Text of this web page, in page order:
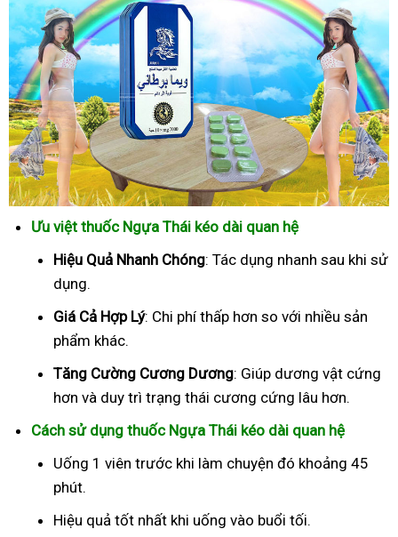
Ưu việt thuốc Ngựa Thái kéo dài quan hệ
Hiệu Quả Nhanh Chóng: Tác dụng nhanh sau khi sử
dụng.
Giá Cả Hợp Lý: Chi phí thấp hơn so với nhiều sản
phẩm khác.
Tăng Cường Cương Dương: Giúp dương vật cứng
hơn và duy trì trạng thái cương cứng lâu hơn.
Cách sử dụng thuốc Ngựa Thái kéo dài quan hệ
Uống 1 viên trước khi làm chuyện đó khoảng 45
phút.
Hiệu quả tốt nhất khi uống vào buổi tối.